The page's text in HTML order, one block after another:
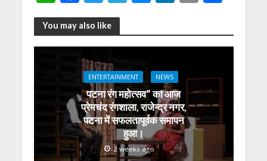
h
at
s
p
ac
e
b
o
o
k
w
itt
er
e
gr
a
m
ss
e
n
g
er
k
e
dI
n
ai
l
ar
e
You may also like
ENTERTAINMENT NEWS
पटना रंग महोत्सव” का आज
प्रेमचंद रंगशाला, राजेन्द्र नगर,
पटना में सफलतापूर्वक समापन
हुआ।
2 weeks ago